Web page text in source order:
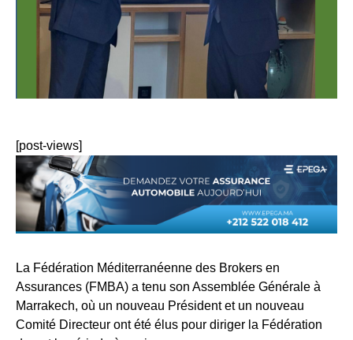
[post-views]
La Fédération Méditerranéenne des Brokers en
Assurances (FMBA) a tenu son Assemblée Générale à
Marrakech, où un nouveau Président et un nouveau
Comité Directeur ont été élus pour diriger la Fédération